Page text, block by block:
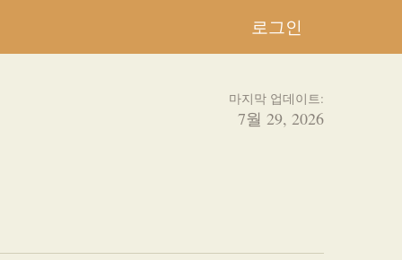
로그인
마지막 업데이트:
7월 29, 2026